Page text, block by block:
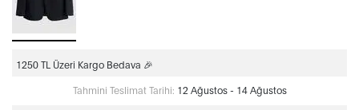
1250 TL Üzeri Kargo Bedava 🎉
Tahmini Teslimat Tarihi: 12 Ağustos - 14 Ağustos